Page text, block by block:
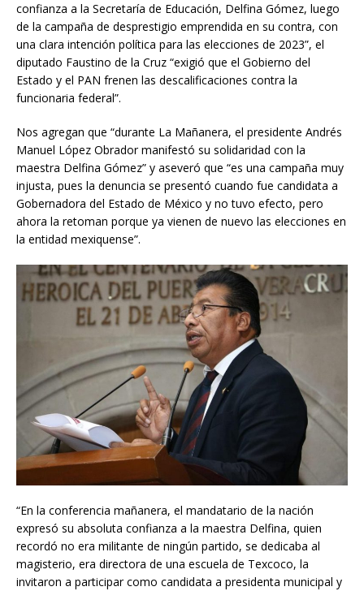
confianza a la Secretaría de Educación, Delfina Gómez, luego
de la campaña de desprestigio emprendida en su contra, con
una clara intención política para las elecciones de 2023”, el
diputado Faustino de la Cruz “exigió que el Gobierno del
Estado y el PAN frenen las descalificaciones contra la
funcionaria federal”.
Nos agregan que “durante La Mañanera, el presidente Andrés
Manuel López Obrador manifestó su solidaridad con la
maestra Delfina Gómez” y aseveró que “es una campaña muy
injusta, pues la denuncia se presentó cuando fue candidata a
Gobernadora del Estado de México y no tuvo efecto, pero
ahora la retoman porque ya vienen de nuevo las elecciones en
la entidad mexiquense”.
“En la conferencia mañanera, el mandatario de la nación
expresó su absoluta confianza a la maestra Delfina, quien
recordó no era militante de ningún partido, se dedicaba al
magisterio, era directora de una escuela de Texcoco, la
invitaron a participar como candidata a presidenta municipal y